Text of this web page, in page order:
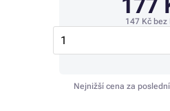
177
147 Kč bez
Nejnižší cena za